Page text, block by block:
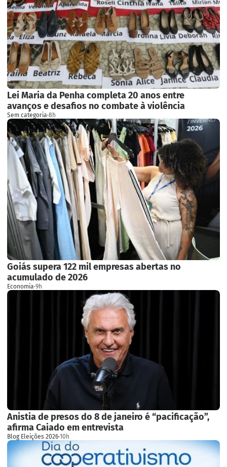
Lei Maria da Penha completa 20 anos entre
avanços e desafios no combate à violência
Sem categoria·8h
Goiás supera 122 mil empresas abertas no
acumulado de 2026
Economia·9h
Anistia de presos do 8 de janeiro é “pacificação”,
afirma Caiado em entrevista
Blog Eleições 2026·10h